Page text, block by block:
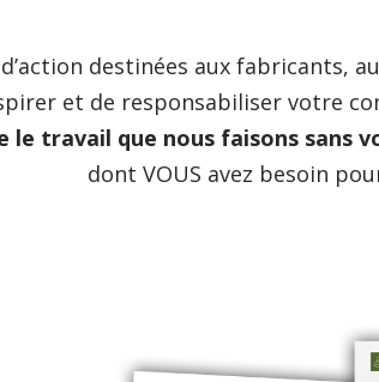
destinées aux fabricants,
et de responsabiliser votre
le travail que nous faisons sans
dont VOUS avez besoin